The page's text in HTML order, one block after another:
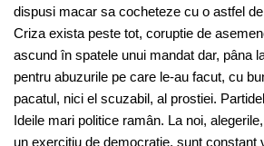
dispusi macar sa cocheteze cu o astfel
Criza exista peste tot, coruptie de
ascund în spatele unui mandat dar, pâna
pentru abuzurile pe care le-au facut, cu
pacatul, nici el scuzabil, al prostiei.
Ideile mari politice ramân. La noi,
un exercitiu de democratie, sunt constant